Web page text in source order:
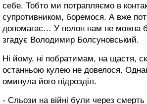
себе. Тобто ми потрапляємо в
супротивником, боремося. А вже
допомагає… У полон нам не можна
згадує Володимир Болсуновський.
Ні йому, ні побратимам, на щастя,
останньою кулею не довелося.
оминула його підрозділ.
- Сльози на війні були через